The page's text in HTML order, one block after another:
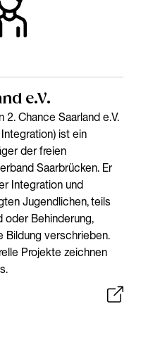
e.V.
2. Chance Saarland e.V.
ist ein
der freien
Saarbrücken. Er
Integration und
Jugendlichen, teils
oder Behinderung,
Bildung verschrieben.
Projekte zeichnen